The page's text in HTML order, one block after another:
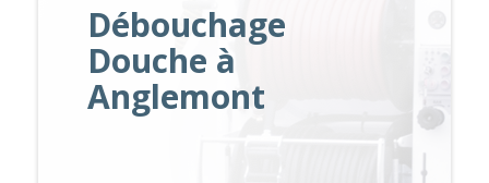
Débouchage
Douche à
Anglemont